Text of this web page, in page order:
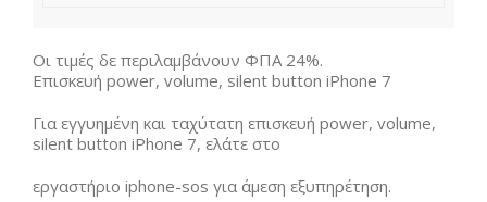
Οι τιμές δε περιλαμβάνουν ΦΠΑ 24%.
Επισκευή power, volume, silent button iPhone 7
Για εγγυημένη και ταχύτατη επισκευή power, volume,
silent button iPhone 7, ελάτε στο
εργαστήριο iphone-sos για άμεση εξυπηρέτηση.